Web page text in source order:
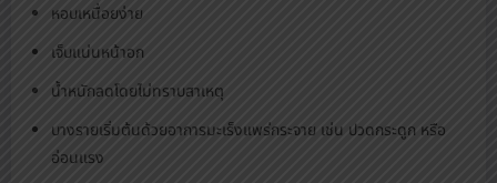
หอบเหนื่อยง่าย
เจ็บแน่นหน้าอก
น้ำหนักลดโดยไม่ทราบสาเหตุ
บางรายเริ่มต้นด้วยอาการมะเร็งแพร่กระจาย เช่น ปวดกระดูก หรือ
อ่อนแรง